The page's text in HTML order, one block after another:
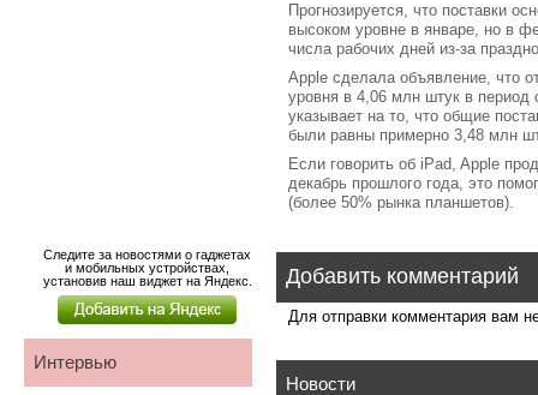
Прогнозируется, что поставки
высоком уровне в январе, но в
числа рабочих дней из-за
Apple сделала объявление, что
уровня в 4,06 млн штук в период
указывает на то, что общие
были равны примерно 3,48 млн
Если говорить об iPad, Apple
декабрь прошлого года, это
(более 50% рынка планшетов).
Добавить комментарий
Для отправки комментария вам
Новости
Следите за новостями о гаджетах
и мобильных устройствах,
установив наш виджет на Яндекс.
Интервью